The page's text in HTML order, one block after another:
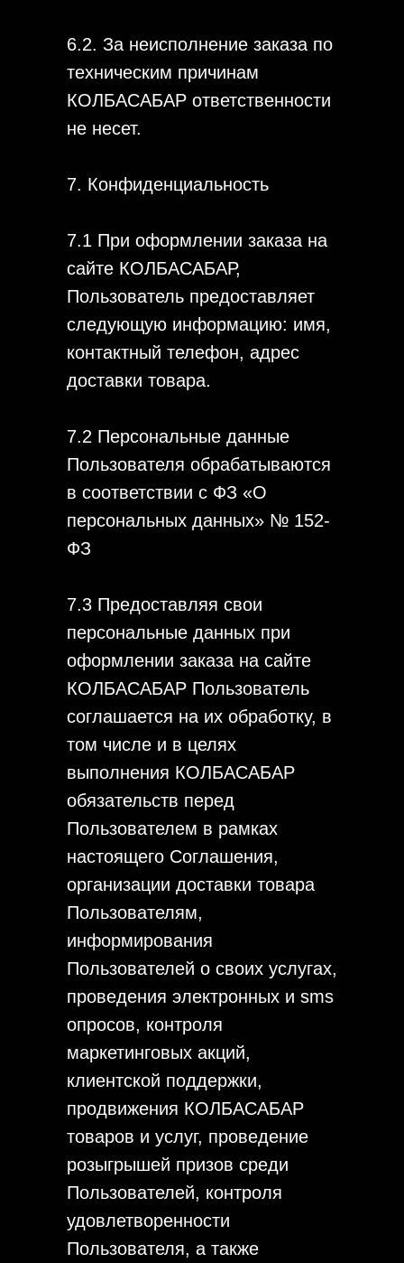
6.2. За неисполнение заказа по
техническим причинам
КОЛБАСАБАР ответственности
не несет.
7. Конфиденциальность
7.1 При оформлении заказа на
сайте КОЛБАСАБАР,
Пользователь предоставляет
следующую информацию: имя,
контактный телефон, адрес
доставки товара.
7.2 Персональные данные
Пользователя обрабатываются
в соответствии с ФЗ «О
персональных данных» № 152-
ФЗ
7.3 Предоставляя свои
персональные данных при
оформлении заказа на сайте
КОЛБАСАБАР Пользователь
соглашается на их обработку, в
том числе и в целях
выполнения КОЛБАСАБАР
обязательств перед
Пользователем в рамках
настоящего Соглашения,
организации доставки товара
Пользователям,
информирования
Пользователей о своих услугах,
проведения электронных и sms
опросов, контроля
маркетинговых акций,
клиентской поддержки,
продвижения КОЛБАСАБАР
товаров и услуг, проведение
розыгрышей призов среди
Пользователей, контроля
удовлетворенности
Пользователя, а также